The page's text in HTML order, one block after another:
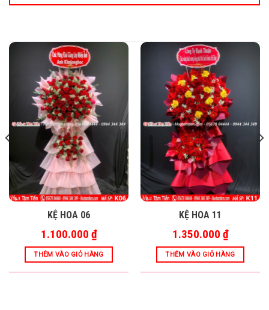
KỆ HOA 06
1.100.000 ₫
THÊM VÀO GIỎ HÀNG
KỆ HOA 11
1.350.000 ₫
THÊM VÀO GIỎ HÀNG